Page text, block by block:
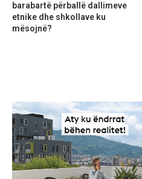
barabartë përballë dallimeve
etnike dhe shkollave ku
mësojnë?